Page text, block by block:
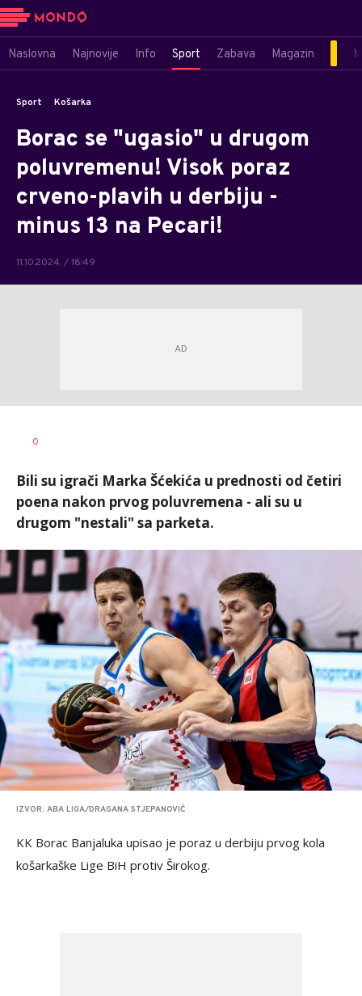
Naslovna Najnovije Info Sport Zabava Magazin
Sport Košarka
Borac se "ugasio" u drugom
poluvremenu! Visok poraz
crveno-plavih u derbiju -
minus 13 na Pecari!
11.10.2024. / 18:49
AUTOR
0
Bili su igrači Marka Šćekića u prednosti od četiri
poena nakon prvog poluvremena - ali su u
drugom "nestali" sa parketa.
IZVOR: ABA LIGA/DRAGANA STJEPANOVIĆ
KK Borac Banjaluka upisao je poraz u derbiju prvog kola
košarkaške Lige BiH protiv Širokog.